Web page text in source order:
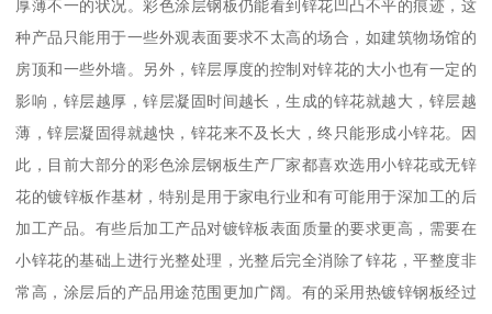
厚薄不一的状况。彩色涂层钢板仍能看到锌花凹凸不平的痕迹，这
种产品只能用于一些外观表面要求不太高的场合，如建筑物场馆的
房顶和一些外墙。另外，锌层厚度的控制对锌花的大小也有一定的
影响，锌层越厚，锌层凝固时间越长，生成的锌花就越大，锌层越
薄，锌层凝固得就越快，锌花来不及长大，终只能形成小锌花。因
此，目前大部分的彩色涂层钢板生产厂家都喜欢选用小锌花或无锌
花的镀锌板作基材，特别是用于家电行业和有可能用于深加工的后
加工产品。有些后加工产品对镀锌板表面质量的要求更高，需要在
小锌花的基础上进行光整处理，光整后完全消除了锌花，平整度非
常高，涂层后的产品用途范围更加广阔。有的采用热镀锌钢板经过